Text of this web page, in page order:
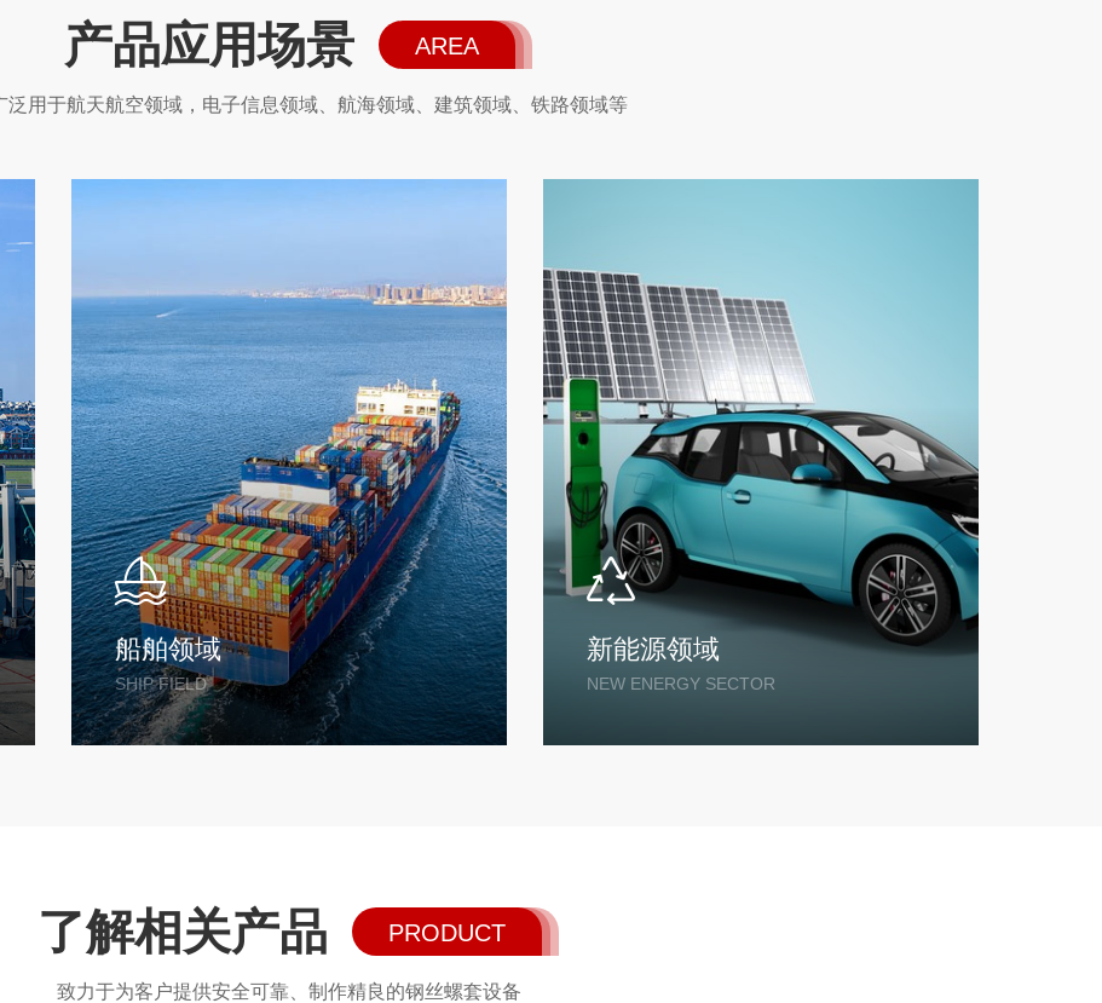
产品应用场景 AREA
泛用于航天航空领域，电子信息领域、航海领域、建筑领域、铁路领域等
域 新能源领域
NEW ENERGY SECTOR
铁路领域
了解相关产品 PRODUCT
致力于为客户提供安全可靠、制作精良的钢丝螺套设备